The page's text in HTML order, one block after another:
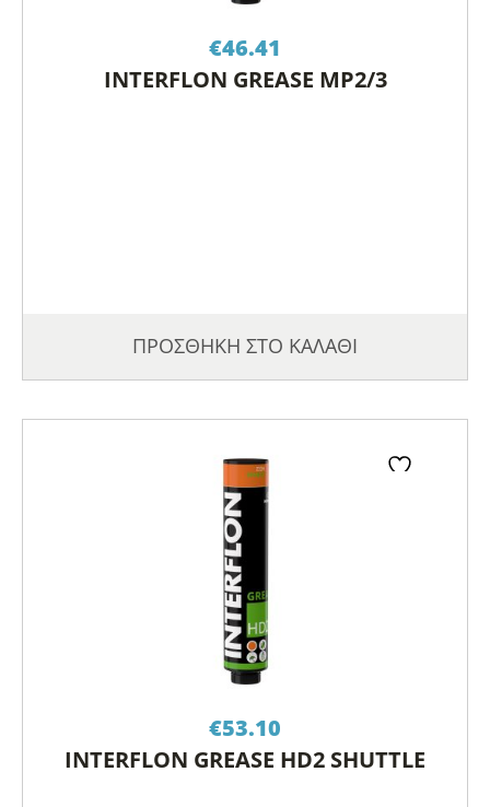
€46.41
INTERFLON GREASE MP2/3
ΠΡΟΣΘΗΚΗ ΣΤΟ ΚΑΛΑΘΙ
€53.10
INTERFLON GREASE HD2 SHUTTLE